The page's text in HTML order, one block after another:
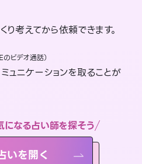
り考えてから依頼できます。
のビデオ通話）
ュニケーションを取ることが
になる占い師を探そう
いを開く